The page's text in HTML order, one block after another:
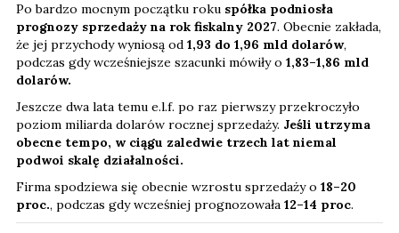
Po bardzo mocnym początku roku spółka podniosła
prognozy sprzedaży na rok fiskalny 2027. Obecnie zakłada,
że jej przychody wyniosą od 1,93 do 1,96 mld dolarów,
podczas gdy wcześniejsze szacunki mówiły o 1,83–1,86 mld
dolarów.
Jeszcze dwa lata temu e.l.f. po raz pierwszy przekroczyło
poziom miliarda dolarów rocznej sprzedaży. Jeśli utrzyma
obecne tempo, w ciągu zaledwie trzech lat niemal
podwoi skalę działalności.
Firma spodziewa się obecnie wzrostu sprzedaży o 18–20
proc., podczas gdy wcześniej prognozowała 12–14 proc.